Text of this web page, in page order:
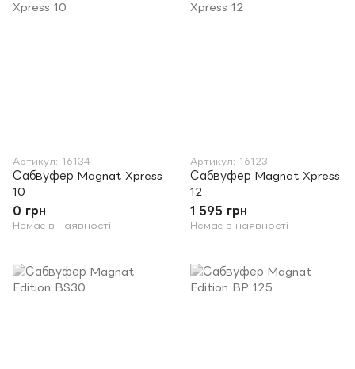
Артикул: 16134
Сабвуфер Magnat Xpress
10
0 грн
Немає в наявності
Артикул: 16123
Сабвуфер Magnat Xpress
12
1 595 грн
Немає в наявності